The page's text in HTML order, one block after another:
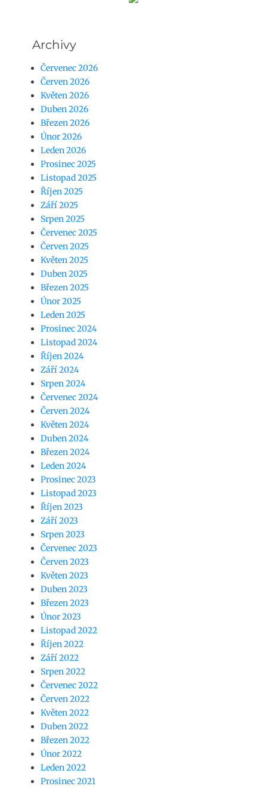
Archivy
Červenec 2026
Červen 2026
Květen 2026
Duben 2026
Březen 2026
Únor 2026
Leden 2026
Prosinec 2025
Listopad 2025
Říjen 2025
Září 2025
Srpen 2025
Červenec 2025
Červen 2025
Květen 2025
Duben 2025
Březen 2025
Únor 2025
Leden 2025
Prosinec 2024
Listopad 2024
Říjen 2024
Září 2024
Srpen 2024
Červenec 2024
Červen 2024
Květen 2024
Duben 2024
Březen 2024
Leden 2024
Prosinec 2023
Listopad 2023
Říjen 2023
Září 2023
Srpen 2023
Červenec 2023
Červen 2023
Květen 2023
Duben 2023
Březen 2023
Únor 2023
Listopad 2022
Říjen 2022
Září 2022
Srpen 2022
Červenec 2022
Červen 2022
Květen 2022
Duben 2022
Březen 2022
Únor 2022
Leden 2022
Prosinec 2021